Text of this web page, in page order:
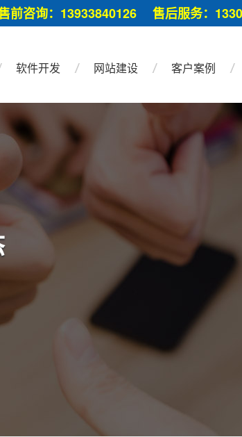
前咨询：13933840126 售后服务：
软件开发 网站建设 客户案例